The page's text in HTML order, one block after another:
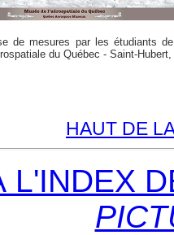
de mesures par les étudiants
du Québec - Saint-
HAUT DE
L'INDEX